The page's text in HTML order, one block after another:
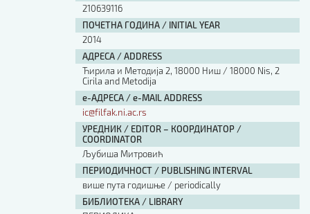
210639116
ПОЧЕТНА ГОДИНА / INITIAL YEAR
2014
АДРЕСА / ADDRESS
Ћирила и Методија 2, 18000 Ниш / 18000 Nis, 2
Cirila and Metodija
е-АДРЕСА / e-MAIL ADDRESS
ic@filfak.ni.ac.rs
УРЕДНИК / EDITOR – КООРДИНАТОР /
COORDINATOR
Љубиша Митровић
ПЕРИОДИЧНОСТ / PUBLISHING INTERVAL
више пута годишње / periodically
БИБЛИОТЕКА / LIBRARY